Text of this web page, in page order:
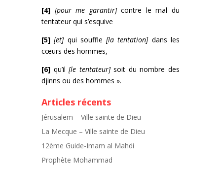
[4] [pour me garantir]contre le mal du
tentateur qui s’esquive
[5][et]qui souffle[la tentation]dans les
cœurs des hommes,
[6] qu’il[le tentateur]soit du nombre des
djinns ou des hommes ».
Articles récents
Jérusalem – Ville sainte de Dieu
La Mecque – Ville sainte de Dieu
12ème Guide-Imam al Mahdi
Prophète Mohammad